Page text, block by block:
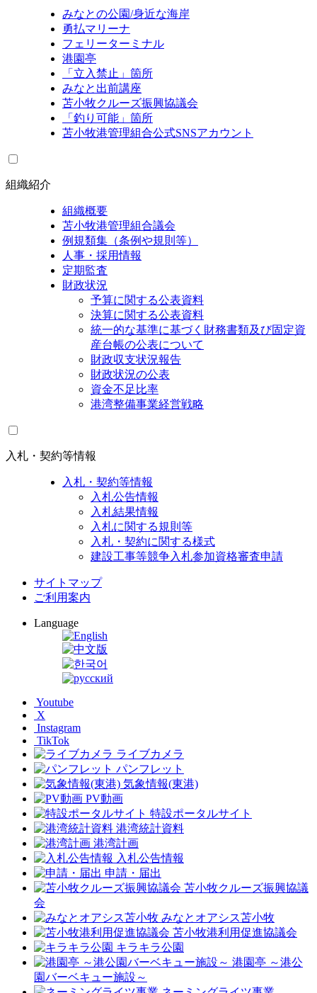
みなとの公園/身近な海岸
勇払マリーナ
フェリーターミナル
港園亭
「立入禁止」箇所
みなと出前講座
苫小牧クルーズ振興協議会
「釣り可能」箇所
苫小牧港管理組合公式SNSアカウント
組織紹介
組織概要
苫小牧港管理組合議会
例規類集（条例や規則等）
人事・採用情報
定期監査
財政状況
予算に関する公表資料
決算に関する公表資料
統一的な基準に基づく財務書類及び固定資
産台帳の公表について
財政収支状況報告
財政状況の公表
資金不足比率
港湾整備事業経営戦略
入札・契約等情報
入札・契約等情報
入札公告情報
入札結果情報
入札に関する規則等
入札・契約に関する様式
建設工事等競争入札参加資格審査申請
サイトマップ
ご利用案内
Language
Youtube
X
Instagram
TikTok
ライブカメラ
パンフレット
気象情報(東港)
PV動画
特設ポータルサイト
港湾統計資料
港湾計画
入札公告情報
申請・届出
苫小牧クルーズ振興協議
会
みなとオアシス苫小牧
苫小牧港利用促進協議会
キラキラ公園
港園亭 ～港公
園バーベキュー施設～